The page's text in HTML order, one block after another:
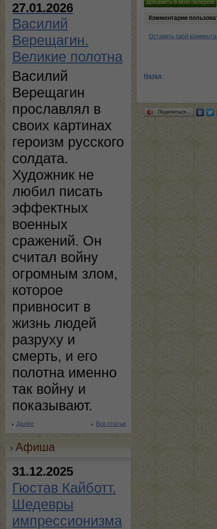
27.01.2026
Василий
Верещагин.
Великие полотна
Василий
Верещагин
прославлял в
своих картинах
героизм русского
солдата.
Художник не
любил писать
эффектных
военных
сражений. Он
считал войну
огромным злом,
которое
привносит в
жизнь людей
разруху и
смерть, и его
полотна именно
так войну и
показывают.
Далее Все статьи
Афиша
31.12.2025
Гюстав Кайботт.
Шедевры
импрессионизма
Комментарии
Оставить свой
Назад
Поделиться…